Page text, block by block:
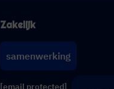
Zakelijk
samenwerking
[email protected]